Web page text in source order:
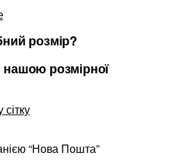
розмір?
розмірної
“Нова Пошта”